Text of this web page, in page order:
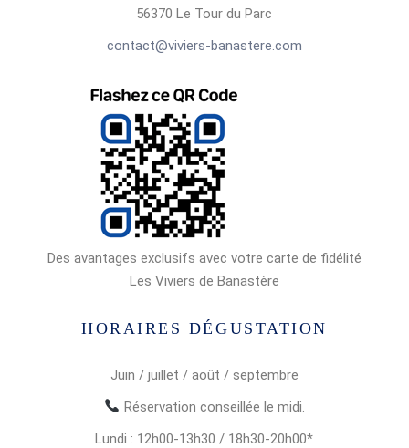
56370 Le Tour du Parc
contact@viviers-banastere.com
Des avantages exclusifs avec votre carte de fidélité
Les Viviers de Banastère
HORAIRES DÉGUSTATION
Juin / juillet / août / septembre
Réservation conseillée le midi.
Lundi : 12h00-13h30 / 18h30-20h00*